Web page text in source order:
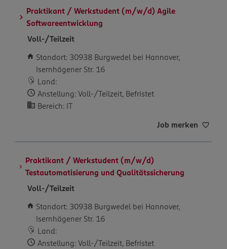
Praktikant / Werkstudent (m/w/d) Agile
Softwareentwicklung
Voll-/Teilzeit
Standort: 30938 Burgwedel bei Hannover,
Isernhägener Str. 16
Land:
Anstellung: Voll-/Teilzeit, Befristet
Bereich: IT
Job merken
Praktikant / Werkstudent (m/w/d)
Testautomatisierung und Qualitätssicherung
Voll-/Teilzeit
Standort: 30938 Burgwedel bei Hannover,
Isernhägener Str. 16
Land:
Anstellung: Voll-/Teilzeit, Befristet